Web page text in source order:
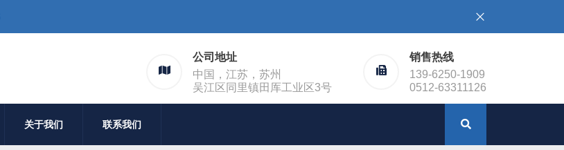
公司地址
中国，江苏，苏州
吴江区同里镇田厍工业区3号
销售热线
139-6250-1909
0512-63311126
关于我们 联系我们